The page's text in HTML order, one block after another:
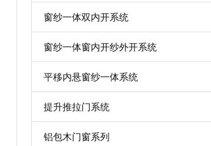
窗纱一体双内开系统
窗纱一体窗内开纱外开系统
平移内悬窗纱一体系统
提升推拉门系统
铝包木门窗系列
AWD-PC80
隔热性能，真正做到节能、合理。
宝贝详情